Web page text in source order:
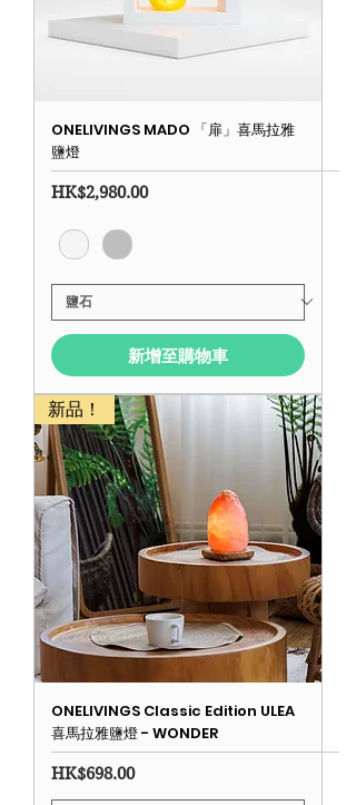
ONELIVINGS MADO 「扉」喜馬拉雅
鹽燈
價格
HK$2,980.00
新增至購物車
新品！
ONELIVINGS Classic Edition ULEA
喜馬拉雅鹽燈 - WONDER
價格
HK$698.00